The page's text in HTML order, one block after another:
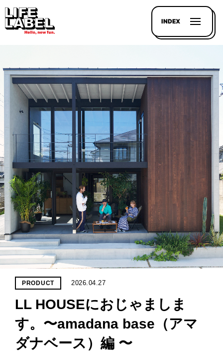
INDEX
記事を
探す
LL
HOUSE
LINE-
UP
PROJECT
WHAT’S
LIFE
LABEL
ライフレー
ついて
PRODUCT 2026.04.27
LL HOUSEにおじゃましま
す。〜amadana base（アマ
ダナベース）編 〜